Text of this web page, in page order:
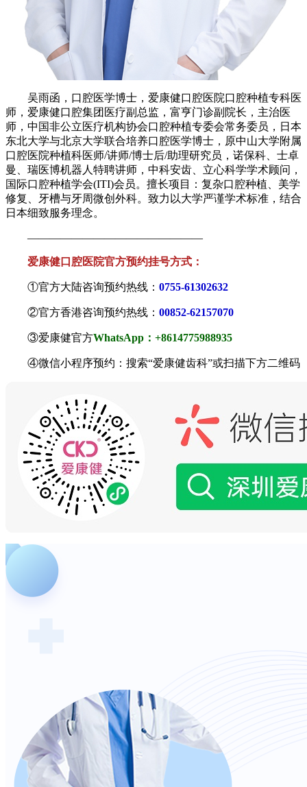
吴雨函，口腔医学博士，爱康健口腔医院口腔种植专科医
师，爱康健口腔集团医疗副总监，富亨门诊副院长，主治医
师，中国非公立医疗机构协会口腔种植专委会常务委员，日本
东北大学与北京大学联合培养口腔医学博士，原中山大学附属
口腔医院种植科医师/讲师/博士后/助理研究员，诺保科、士卓
曼、瑞医博机器人特聘讲师，中科安齿、立心科学学术顾问，
国际口腔种植学会(ITI)会员。擅长项目：复杂口腔种植、美学
修复、牙槽与牙周微创外科。致力以大学严谨学术标准，结合
日本细致服务理念。
————————————————
爱康健口腔医院官方预约挂号方式：
①官方大陆咨询预约热线： 0755-61302632
②官方香港咨询预约热线： 00852-62157070
③爱康健官方WhatsApp：+8614775988935
④微信小程序预约：搜索“爱康健齿科”或扫描下方二维码